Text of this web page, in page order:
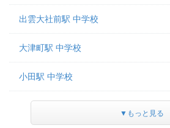
出雲大社前駅 中学校
大津町駅 中学校
小田駅 中学校
▼もっと見る